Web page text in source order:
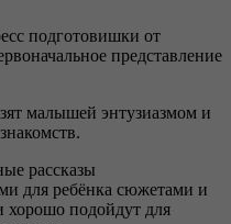
подготовишки от
представление
малышей энтузиазмом и
рассказы
для ребёнка сюжетами и
хорошо подойдут для